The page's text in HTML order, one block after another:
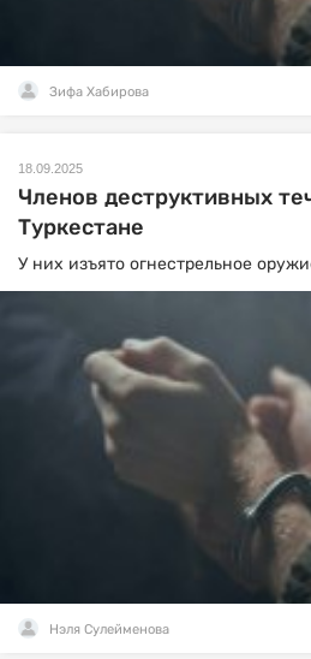
Зифа Хабирова
18.09.2025
Членов деструктивных
Туркестане
У них изъято огнестрельное
Нэля Сулейменова